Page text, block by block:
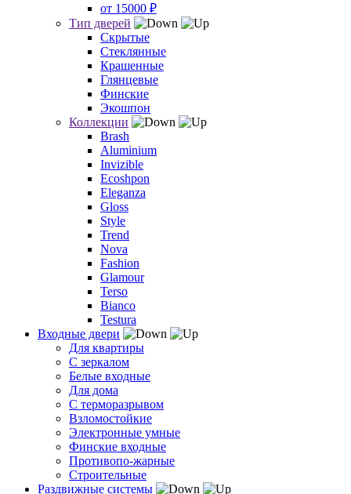
от 15000 ₽
Тип дверей
Скрытые
Стеклянные
Крашенные
Глянцевые
Финские
Экошпон
Коллекции
Brash
Aluminium
Invizible
Ecoshpon
Eleganza
Gloss
Style
Trend
Nova
Fashion
Glamour
Terso
Bianco
Testura
Входные двери
Для квартиры
С зеркалом
Белые входные
Для дома
С терморазрывом
Взломостойкие
Электронные умные
Финские входные
Противопо-жарные
Строительные
Раздвижные системы